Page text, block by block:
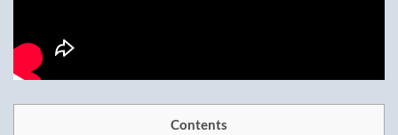
Contents